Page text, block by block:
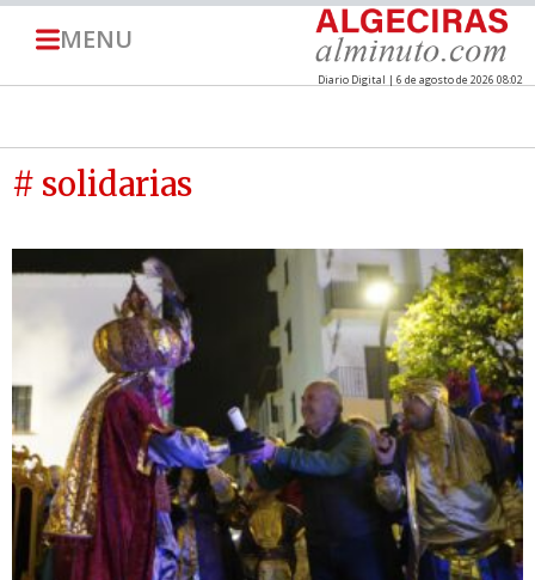
MENU
Diario Digital | 6 de agosto de 2026 08:02
# solidarias